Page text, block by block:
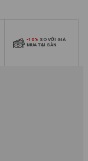
-10% SO VỚI GIÁ
MUA TẠI SÀN